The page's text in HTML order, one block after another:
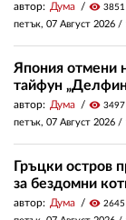
автор: Дума visibility 3851
петък, 07 Август 2026 /
Япония отмени
тайфун
автор: Дума visibility 3497
петък, 07 Август 2026 /
Гръцки остров
за бездомни
автор: Дума visibility 2645